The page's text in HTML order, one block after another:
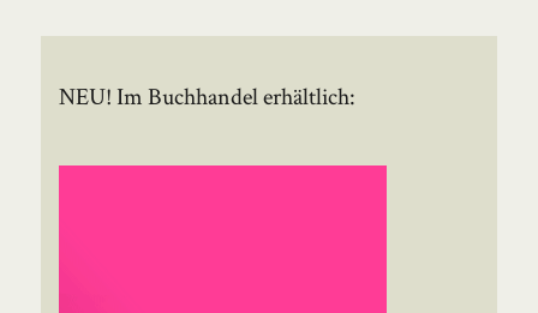
NEU! Im Buchhandel erhältlich: